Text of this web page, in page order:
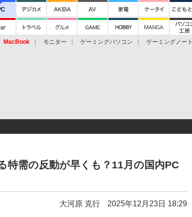
MacBook モニター ゲーミングパソコン ゲーミングノート
特需の反動が早くも？11月の国内PC
大河原 克行 2025年12月23日 18:29